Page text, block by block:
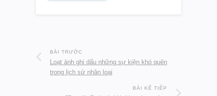
BÀI TRƯỚC
Loạt ảnh ghi dấu những sự kiện khó quên
trong lịch sử nhân loại
BÀI KẾ TIẾP